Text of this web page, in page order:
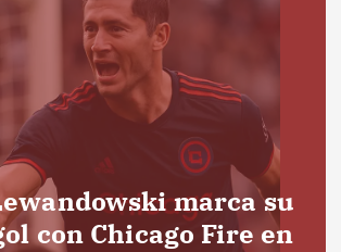
marca su
con Chicago Fire en